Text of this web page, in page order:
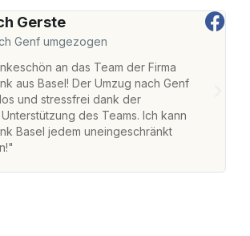
Gerste
Genf umgezogen
an das Team der Firma
aus Basel! Der Umzug nach Genf
und stressfrei dank der
des Teams. Ich kann
Basel jedem uneingeschränkt